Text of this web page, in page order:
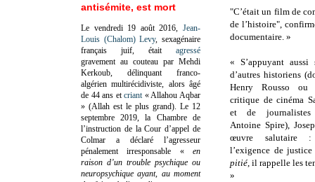
"C’était un film de
de l’histoire",
documentaire. »
« S’appuyant aussi
d’autres historiens
Henry Rousso ou
critique de cinéma
et de
Antoine Spire),
œuvre salutaire
l’exigence de
pitié, il rappelle les
»
antisémite, est mort
Le vendredi 19 août 2016, Jean-
Louis (Chalom) Levy, sexagénaire
français juif, était agressé
gravement au couteau par Mehdi
Kerkoub, délinquant franco-
algérien multirécidiviste, alors âgé
de 44 ans etcriant « Allahou Aqbar
» (Allah est le plus grand). Le 12
septembre 2019, la Chambre de
l’instruction de la Cour d’appel de
Colmar a déclaré l’agresseur
pénalement irresponsable «en
raison d’un trouble psychique ou
neuropsychique ayant, au moment